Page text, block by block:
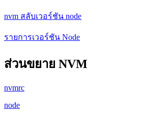
nvm สลับเวอร์ชัน node
รายการเวอร์ชัน Node
ส่วนขยาย NVM
nvmrc
node